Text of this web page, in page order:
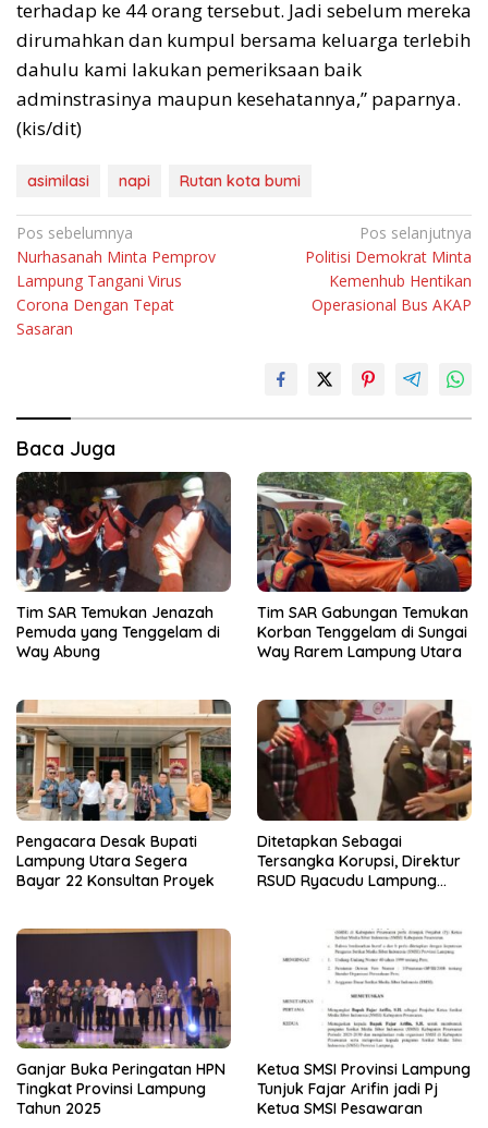
terhadap ke 44 orang tersebut. Jadi sebelum mereka
dirumahkan dan kumpul bersama keluarga terlebih
dahulu kami lakukan pemeriksaan baik
adminstrasinya maupun kesehatannya,” paparnya.
(kis/dit)
asimilasi napi Rutan kota bumi
Navigasi
pos
Pos sebelumnya
Nurhasanah Minta Pemprov
Lampung Tangani Virus
Corona Dengan Tepat
Sasaran
Pos selanjutnya
Politisi Demokrat Minta
Kemenhub Hentikan
Operasional Bus AKAP
Baca Juga
Tim SAR Temukan Jenazah
Pemuda yang Tenggelam di
Way Abung
Tim SAR Gabungan Temukan
Korban Tenggelam di Sungai
Way Rarem Lampung Utara
Pengacara Desak Bupati
Lampung Utara Segera
Bayar 22 Konsultan Proyek
Ditetapkan Sebagai
Tersangka Korupsi, Direktur
RSUD Ryacudu Lampung
Ganjar Buka Peringatan HPN
Tingkat Provinsi Lampung
Tahun 2025
Ketua SMSI Provinsi Lampung
Tunjuk Fajar Arifin jadi Pj
Ketua SMSI Pesawaran